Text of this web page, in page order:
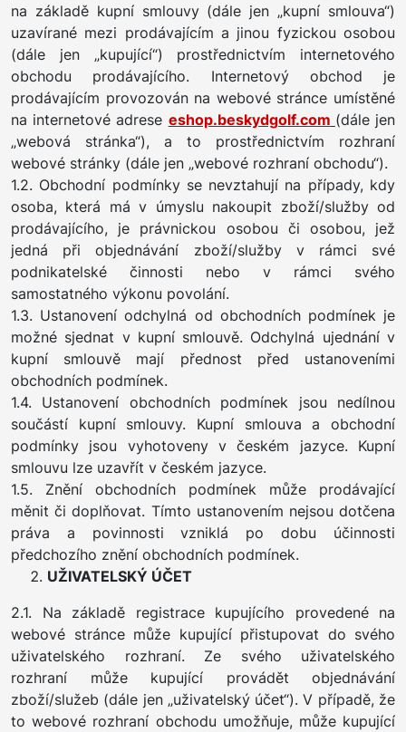
na základě kupní smlouvy (dále jen „kupní smlouva“)
uzavírané mezi prodávajícím a jinou fyzickou osobou
(dále jen „kupující“) prostřednictvím internetového
obchodu prodávajícího. Internetový obchod je
prodávajícím provozován na webové stránce umístěné
na internetové adrese eshop.beskydgolf.com (dále jen
„webová stránka“), a to prostřednictvím rozhraní
webové stránky (dále jen „webové rozhraní obchodu“).
1.2. Obchodní podmínky se nevztahují na případy, kdy
osoba, která má v úmyslu nakoupit zboží/služby od
prodávajícího, je právnickou osobou či osobou, jež
jedná při objednávání zboží/služby v rámci své
podnikatelské činnosti nebo v rámci svého
samostatného výkonu povolání.
1.3. Ustanovení odchylná od obchodních podmínek je
možné sjednat v kupní smlouvě. Odchylná ujednání v
kupní smlouvě mají přednost před ustanoveními
obchodních podmínek.
1.4. Ustanovení obchodních podmínek jsou nedílnou
součástí kupní smlouvy. Kupní smlouva a obchodní
podmínky jsou vyhotoveny v českém jazyce. Kupní
smlouvu lze uzavřít v českém jazyce.
1.5. Znění obchodních podmínek může prodávající
měnit či doplňovat. Tímto ustanovením nejsou dotčena
práva a povinnosti vzniklá po dobu účinnosti
předchozího znění obchodních podmínek.
UŽIVATELSKÝ ÚČET
2.1. Na základě registrace kupujícího provedené na
webové stránce může kupující přistupovat do svého
uživatelského rozhraní. Ze svého uživatelského
rozhraní může kupující provádět objednávání
zboží/služeb (dále jen „uživatelský účet“). V případě, že
to webové rozhraní obchodu umožňuje, může kupující